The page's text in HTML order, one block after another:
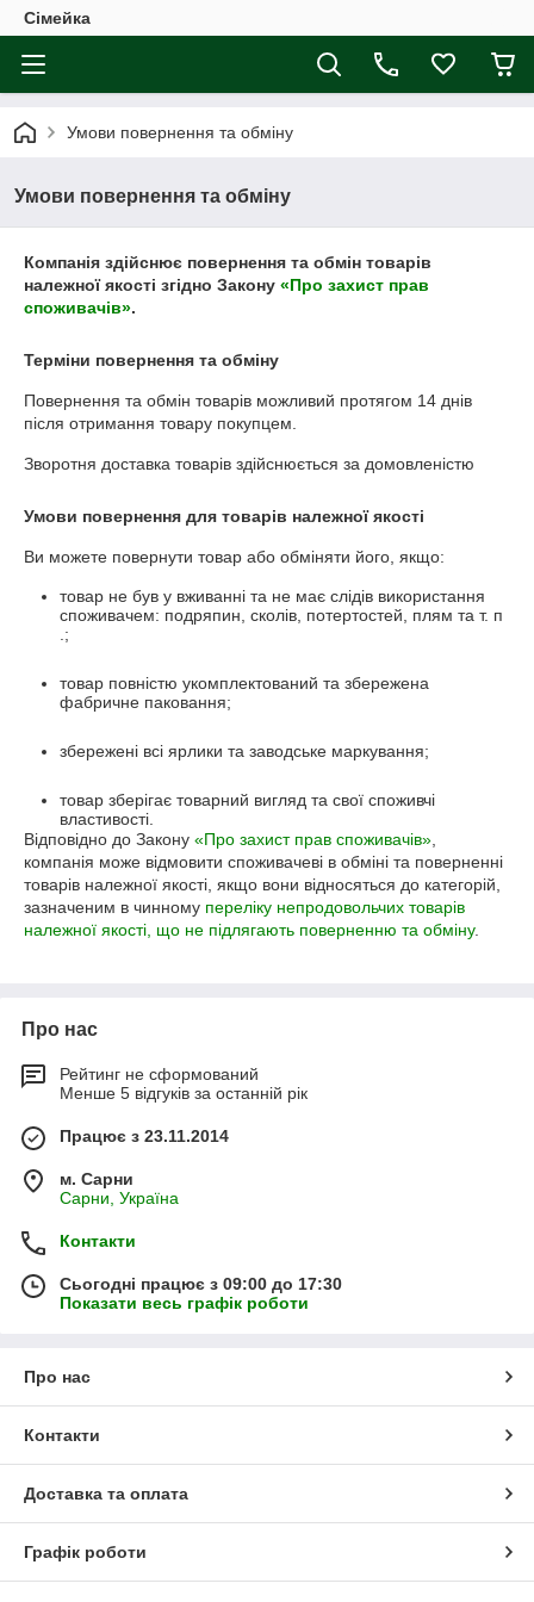
Сімейка
Умови повернення та обміну
Умови повернення та обміну
Компанія здійснює повернення та обмін товарів
належної якості згідно Закону «Про захист прав
споживачів».
Терміни повернення та обміну
Повернення та обмін товарів можливий протягом 14 днів
після отримання товару покупцем.
Зворотня доставка товарів здійснюється за домовленістю
Умови повернення для товарів належної якості
Ви можете повернути товар або обміняти його, якщо:
товар не був у вживанні та не має слідів використання
споживачем: подряпин, сколів, потертостей, плям та т. п
.;
товар повністю укомплектований та збережена
фабричне паковання;
збережені всі ярлики та заводське маркування;
товар зберігає товарний вигляд та свої споживчі
властивості.
Відповідно до Закону «Про захист прав споживачів»
компанія може відмовити споживачеві в обміні та поверненні
товарів належної якості, якщо вони відносяться до категорій,
зазначеним в чинному переліку непродовольчих товарів
належної якості, що не підлягають поверненню та обміну.
Про нас
Рейтинг не сформований
Менше 5 відгуків за останній рік
Працює з 23.11.2014
м. Сарни
Сарни, Україна
Контакти
Сьогодні працює з 09:00 до 17:30
Показати весь графік роботи
Про нас
Контакти
Доставка та оплата
Графік роботи